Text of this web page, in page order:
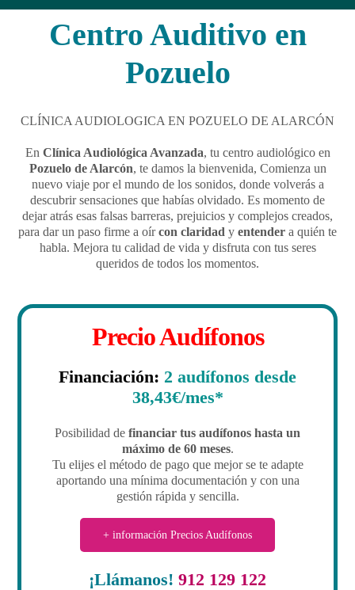
Centro Auditivo en
Pozuelo
CLÍNICA AUDIOLOGICA EN POZUELO DE ALARCÓN
En Clínica Audiológica Avanzada, tu centro audiológico en
Pozuelo de Alarcón, te damos la bienvenida, Comienza un
nuevo viaje por el mundo de los sonidos, donde volverás a
descubrir sensaciones que habías olvidado. Es momento de
dejar atrás esas falsas barreras, prejuicios y complejos creados,
para dar un paso firme a oírcon claridad y entender a quién te
habla. Mejora tu calidad de vida y disfruta con tus seres
queridos de todos los momentos.
Precio Audífonos
Financiación: 2 audífonos desde
38,43€/mes*
Posibilidad de financiar tus audífonos hasta un
máximo de 60 meses.
Tu elijes el método de pago que mejor se te adapte
aportando una mínima documentación y con una
gestión rápida y sencilla.
+ información Precios Audífonos
¡Llámanos! 912 129 122